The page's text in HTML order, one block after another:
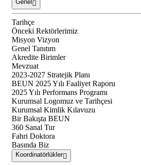
Genel
Tarihçe
Önceki Rektörlerimiz
Misyon Vizyon
Genel Tanıtım
Akredite Birimler
Mevzuat
2023-2027 Stratejik Planı
BEUN 2025 Yılı Faaliyet Raporu
2025 Yılı Performans Programı
Kurumsal Logomuz ve Tarihçesi
Kurumsal Kimlik Kılavuzu
Bir Bakışta BEUN
360 Sanal Tur
Fahri Doktora
Basında Biz
Koordinatörlükler